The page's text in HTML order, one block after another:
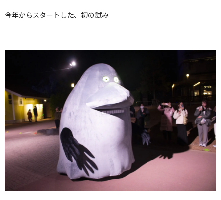
今年からスタートした、初の試み